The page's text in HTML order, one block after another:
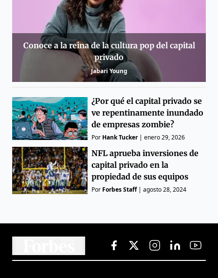
Conoce a la reina de la cultura pop del capital
privado
Jabari Young
¿Por qué el capital privado se
ve repentinamente inundado
de empresas zombie?
Por Hank Tucker|enero 29, 2026
NFL aprueba inversiones de
capital privado en la
propiedad de sus equipos
Por Forbes Staff|agosto 28, 2024